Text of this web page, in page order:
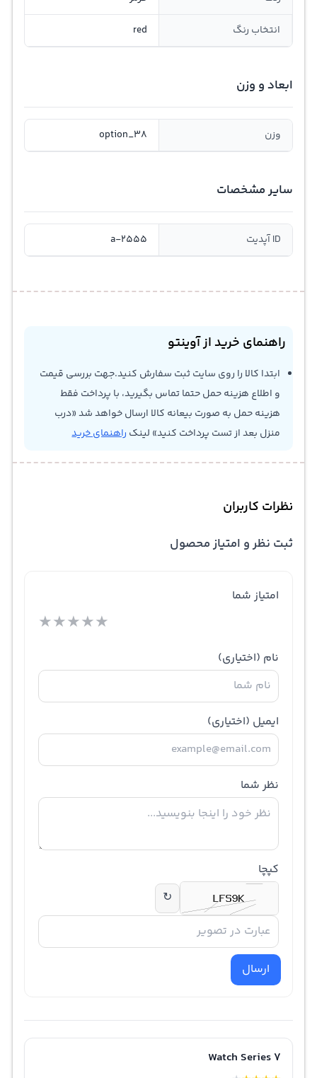
انتخاب رنگ red
ابعاد و وزن
وزن option_38
سایر مشخصات
ID آپدیت a-2555
راهنمای خرید از آوینتو
ابتدا کالا را روی سایت ثبت سفارش کنید.جهت بررسی قیمت
و اطلاع هزینه حمل حتما تماس بگیرید، با پرداخت فقط
هزینه حمل به صورت بیعانه کالا ارسال خواهد شد «درب
منزل بعد از تست پرداخت کنید» لینک راهنمای خرید
نظرات کاربران
ثبت نظر و امتیاز محصول
امتیاز شما
★★★★★
نام (اختیاری)
ایمیل (اختیاری)
نظر شما
کپچا
↻
ارسال
Watch Series 7